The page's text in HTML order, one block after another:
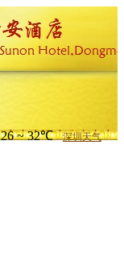
26 ~ 32℃ 深圳天气